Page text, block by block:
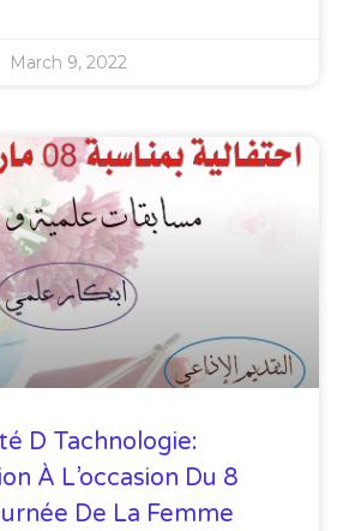
March 9, 2022
D Tachnologie:
À L’occasion Du 8
De La Femme